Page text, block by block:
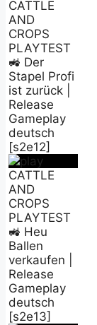
CATTLE
AND
CROPS
PLAYTEST
🚜 Der
Stapel Profi
ist zurück |
Release
Gameplay
deutsch
[s2e12]
CATTLE
AND
CROPS
PLAYTEST
🚜 Heu
Ballen
verkaufen |
Release
Gameplay
deutsch
[s2e13]